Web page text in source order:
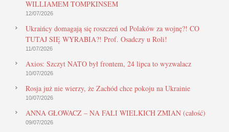
WILLIAMEM TOMPKINSEM
12/07/2026
Ukraińcy domagają się roszczeń od Polaków za wojnę?! CO
TUTAJ SIĘ WYRABIA?! Prof. Osadczy u Roli!
11/07/2026
Axios: Szczyt NATO był frontem, 24 lipca to wyzwalacz
10/07/2026
Rosja już nie wierzy, że Zachód chce pokoju na Ukrainie
10/07/2026
ANNA GŁOWACZ – NA FALI WIELKICH ZMIAN (całość)
09/07/2026